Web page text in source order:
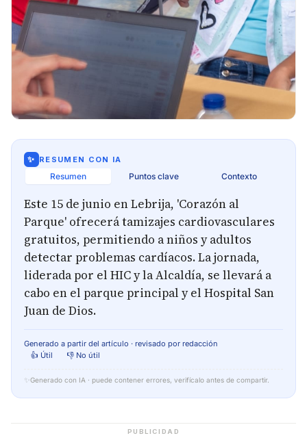
✨ RESUMEN CON IA
Resumen Puntos clave Contexto
Este 15 de junio en Lebrija, 'Corazón al
Parque' ofrecerá tamizajes cardiovasculares
gratuitos, permitiendo a niños y adultos
detectar problemas cardíacos. La jornada,
liderada por el HIC y la Alcaldía, se llevará a
cabo en el parque principal y el Hospital San
Juan de Dios.
Generado a partir del artículo · revisado por redacción
👍 Útil
👎 No útil
✨ Generado con IA · puede contener errores, verifícalo antes de compartir.
PUBLICIDAD